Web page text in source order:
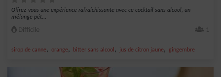
Offrez-vous une expérience rafraîchissante avec ce cocktail sans alcool, un
mélange pét...
Difficile 1
sirop de canne, orange, bitter sans alcool , jus de citron jaune, gingembre